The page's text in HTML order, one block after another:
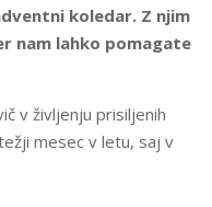
koledar. Z njim
nam lahko pomagate
v življenju prisiljenih
mesec v letu, saj v